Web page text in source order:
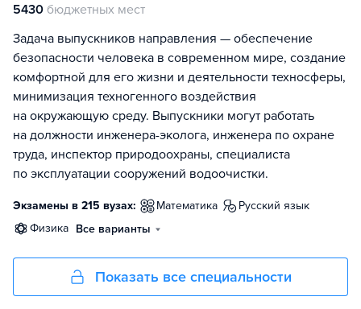
5430 бюджетных мест
Задача выпускников направления — обеспечение
безопасности человека в современном мире, создание
комфортной для его жизни и деятельности техносферы,
минимизация техногенного воздействия
на окружающую среду. Выпускники могут работать
на должности инженера-эколога, инженера по охране
труда, инспектор природоохраны, специалиста
по эксплуатации сооружений водоочистки.
Экзамены в 215 вузах: математика
русский язык
физика Все варианты
Показать все специальности